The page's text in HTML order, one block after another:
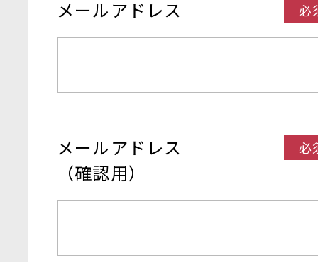
メールアドレス 必
メールアドレス
（確認用）
必